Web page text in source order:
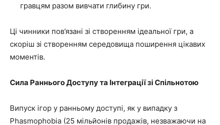
гравцям разом вивчати глибину гри.
Ці чинники пов’язані зі створенням ідеальної гри, а
скоріш зі створенням середовища поширення цікавих
моментів.
Сила Раннього Доступу та Інтеграції зі Спільнотою
Випуск ігор у ранньому доступі, як у випадку з
Phasmophobia (25 мільйонів продажів, незважаючи на